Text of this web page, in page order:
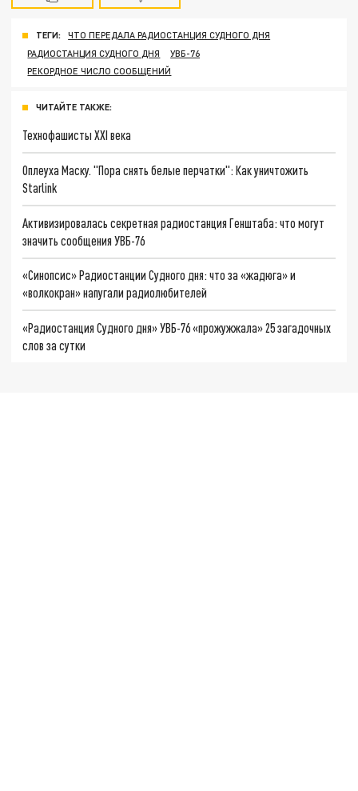
ТЕГИ:
ЧТО ПЕРЕДАЛА РАДИОСТАНЦИЯ СУДНОГО ДНЯ
РАДИОСТАНЦИЯ СУДНОГО ДНЯ
УВБ-76
РЕКОРДНОЕ ЧИСЛО СООБЩЕНИЙ
ЧИТАЙТЕ ТАКЖЕ:
Технофашисты XXI века
Оплеуха Маску. "Пора снять белые перчатки": Как уничтожить
Starlink
Активизировалась секретная радиостанция Генштаба: что могут
значить сообщения УВБ-76
«Синопсис» Радиостанции Судного дня: что за «жадюга» и
«волкокран» напугали радиолюбителей
«Радиостанция Судного дня» УВБ-76 «прожужжала» 25 загадочных
слов за сутки